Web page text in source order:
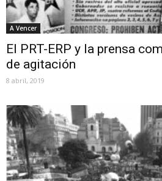
A Vencer
El PRT-ERP y la prensa
de agitación
8 abril, 2019